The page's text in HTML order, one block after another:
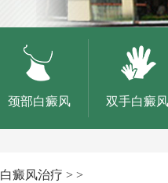
颈部白癜风 双手白癜风
白癜风治疗 > >